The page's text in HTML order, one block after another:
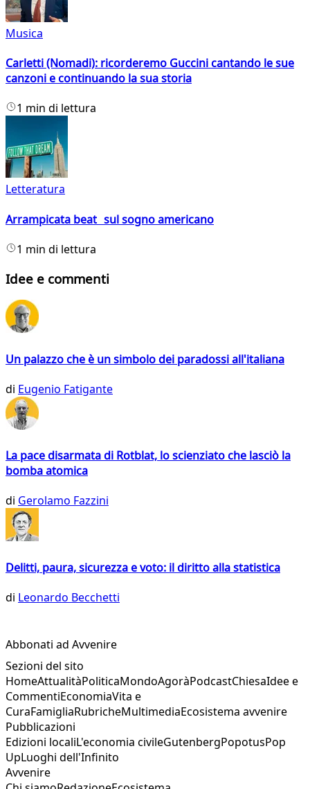
Musica
Carletti (Nomadi): ricorderemo Guccini cantando le sue
canzoni e continuando la sua storia
1 min di lettura
Letteratura
Arrampicata beat sul sogno americano
1 min di lettura
Idee e commenti
Un palazzo che è un simbolo dei paradossi all'italiana
di Eugenio Fatigante
La pace disarmata di Rotblat, lo scienziato che lasciò la
bomba atomica
di Gerolamo Fazzini
Delitti, paura, sicurezza e voto: il diritto alla statistica
di Leonardo Becchetti
Abbonati ad Avvenire
Sezioni del sito
HomeAttualitàPoliticaMondoAgoràPodcastChiesaIdee e
CommentiEconomiaVita e
CuraFamigliaRubricheMultimediaEcosistema avvenire
Pubblicazioni
Edizioni localiL'economia civileGutenbergPopotusPop
UpLuoghi dell'Infinito
Avvenire